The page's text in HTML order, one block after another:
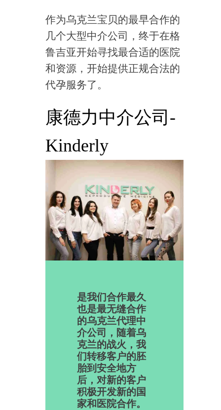
作为乌克兰宝贝的最早合作的
几个大型中介公司，终于在格
鲁吉亚开始寻找最合适的医院
和资源，开始提供正规合法的
代孕服务了。
康德力中介公司-
Kinderly
是我们合作最久
也是最无缝合作
的乌克兰代理中
介公司，随着乌
克兰的战火，我
们转移客户的胚
胎到安全地方
后，对新的客户
积极开发新的国
家和医院合作。